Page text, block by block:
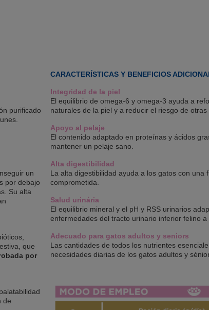
purificado
un
por debajo
Su alta
que
por
de
CARACTERÍSTICAS Y BENEFICIOS
Integridad de la piel
El equilibrio de omega-6 y omega-3 ayuda a
naturales de la piel y a reducir el riesgo de otras
Apoyo al pelaje
El contenido adaptado en proteínas y ácidos
mantener un pelaje sano.
Alta digestibilidad
La alta digestibilidad ayuda a los gatos con una
comprometida.
Salud urinária
El equilibrio mineral y el pH y RSS urinarios
enfermedades del tracto urinario inferior felino a
Adecuado para gatos adultos y seniors
Las cantidades de todos los nutrientes
necesidades diarias de los gatos adultos y